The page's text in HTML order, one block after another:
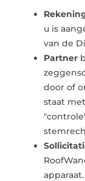
u is
van de
Partner
door of
staat
apparaat.